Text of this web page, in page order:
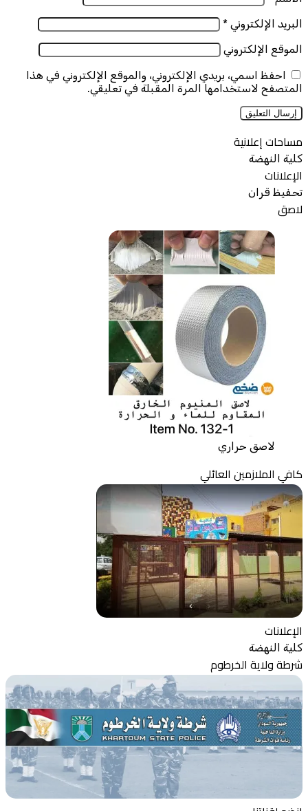
البريد الإلكتروني *
الموقع الإلكتروني
احفظ اسمي، بريدي الإلكتروني، والموقع الإلكتروني في هذا
المتصفح لاستخدامها المرة المقبلة في تعليقي.
مساحات إعلانية
كلية النهضة
الإعلانات
تحفيظ قران
لاصق
لاصق حراري
كافي الملازمين العائلي
الإعلانات
كلية النهضة
شرطة ولاية الخرطوم